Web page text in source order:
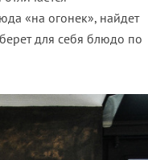
«на огонек», найдет
для себя блюдо по